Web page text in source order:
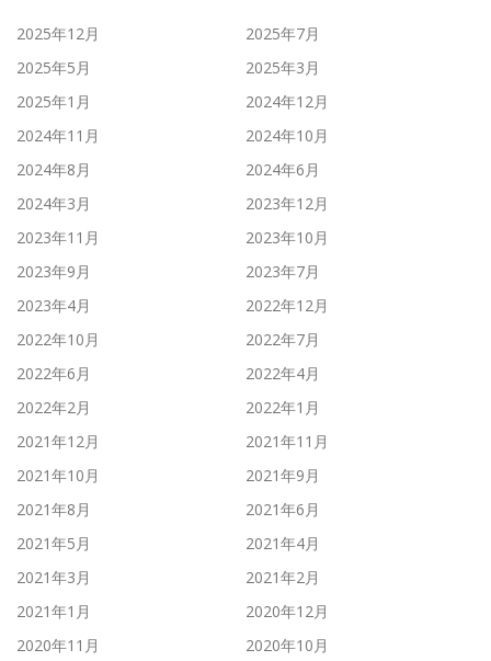
2025年12月
2025年7月
2025年5月
2025年3月
2025年1月
2024年12月
2024年11月
2024年10月
2024年8月
2024年6月
2024年3月
2023年12月
2023年11月
2023年10月
2023年9月
2023年7月
2023年4月
2022年12月
2022年10月
2022年7月
2022年6月
2022年4月
2022年2月
2022年1月
2021年12月
2021年11月
2021年10月
2021年9月
2021年8月
2021年6月
2021年5月
2021年4月
2021年3月
2021年2月
2021年1月
2020年12月
2020年11月
2020年10月